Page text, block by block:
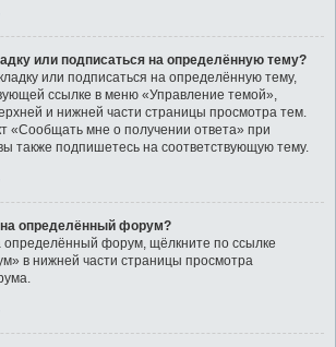
или подписаться на определённую тему?
или подписаться на определённую тему,
ссылке в меню «Управление темой»,
и нижней части страницы просмотра тем.
«Сообщать мне о получении ответа» при
также подпишетесь на соответствующую тему.
на определённый форум?
определённый форум, щёлкните по ссылке
в нижней части страницы просмотра